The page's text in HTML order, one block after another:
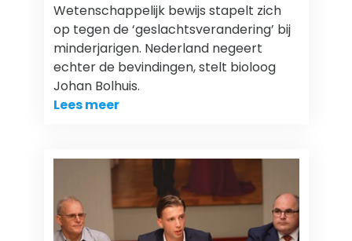
Wetenschappelijk bewijs stapelt zich
op tegen de ‘geslachtsverandering’ bij
minderjarigen. Nederland negeert
echter de bevindingen, stelt bioloog
Johan Bolhuis.
Lees meer